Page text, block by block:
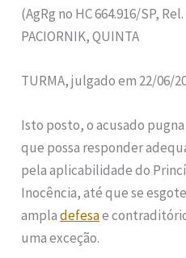
(AgRg no HC 664.916/SP,
PACIORNIK, QUINTA
TURMA, julgado em 22/06/
Isto posto, o acusado
que possa responder
pela aplicabilidade do
Inocência, até que se
ampladefesae
uma exceção.